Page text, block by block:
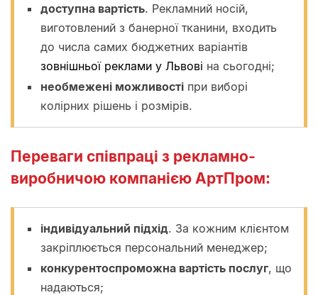
доступна вартість. Рекламний носій,
виготовлений з банерної тканини, входить
до числа самих бюджетних варіантів
зовнішньої реклами у Львові на сьогодні;
необмежені можливостіпри виборі
колірних рішень і розмірів.
Переваги співпраці з рекламно-
виробничою компанією АртПром:
індивідуальний підхід. За кожним клієнтом
закріплюється персональний менеджер;
конкурентоспроможна вартість послуг, що
надаються;